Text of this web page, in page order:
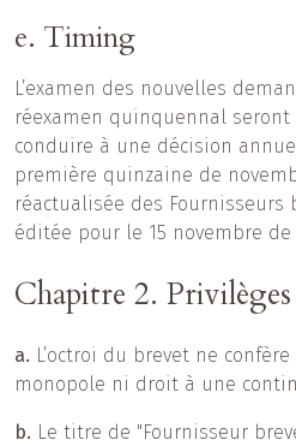
e. Timing
L’examen des nouvelles
réexamen quinquennal seront
conduire à une décision
première quinzaine de
réactualisée des Fournisseurs
éditée pour le 15 novembre de
Chapitre 2. Privilèges
a. L’octroi du brevet ne
monopole ni droit à une
b. Le titre de "Fournisseur